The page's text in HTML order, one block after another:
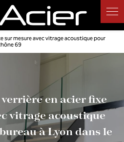
sur mesure avec vitrage acoustique pour
69
en acier fixe
vitrage acoustique
à Lyon dans le